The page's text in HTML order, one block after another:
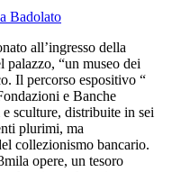
Badolato
all’ingresso della
“un museo dei
Il percorso espositivo “
e Banche
sculture, distribuite in sei
plurimi, ma
collezionismo bancario.
opere, un tesoro